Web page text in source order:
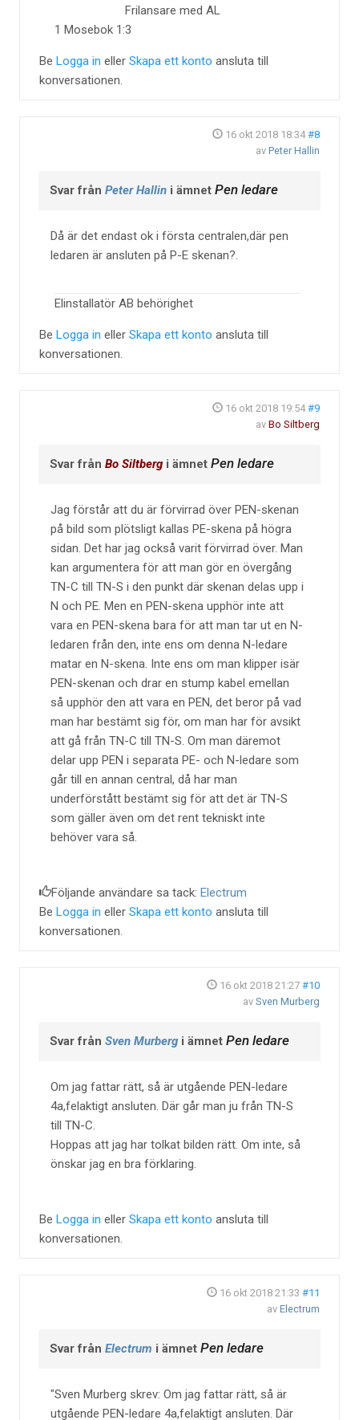
Frilansare med AL
1 Mosebok 1:3
Be Logga in eller Skapa ett konto ansluta till
konversationen.
16 okt 2018 18:34 #8
av Peter Hallin
Svar från Peter Hallin i ämnet Pen ledare
Då är det endast ok i första centralen,där pen
ledaren är ansluten på P-E skenan?.
Elinstallatör AB behörighet
Be Logga in eller Skapa ett konto ansluta till
konversationen.
16 okt 2018 19:54 #9
av Bo Siltberg
Svar från Bo Siltberg i ämnet Pen ledare
Jag förstår att du är förvirrad över PEN-skenan
på bild som plötsligt kallas PE-skena på högra
sidan. Det har jag också varit förvirrad över. Man
kan argumentera för att man gör en övergång
TN-C till TN-S i den punkt där skenan delas upp i
N och PE. Men en PEN-skena upphör inte att
vara en PEN-skena bara för att man tar ut en N-
ledaren från den, inte ens om denna N-ledare
matar en N-skena. Inte ens om man klipper isär
PEN-skenan och drar en stump kabel emellan
så upphör den att vara en PEN, det beror på vad
man har bestämt sig för, om man har för avsikt
att gå från TN-C till TN-S. Om man däremot
delar upp PEN i separata PE- och N-ledare som
går till en annan central, då har man
underförstått bestämt sig för att det är TN-S
som gäller även om det rent tekniskt inte
behöver vara så.
Följande användare sa tack: Electrum
Be Logga in eller Skapa ett konto ansluta till
konversationen.
16 okt 2018 21:27 #10
av Sven Murberg
Svar från Sven Murberg i ämnet Pen ledare
Om jag fattar rätt, så är utgående PEN-ledare
4a,felaktigt ansluten. Där går man ju från TN-S
till TN-C.
Hoppas att jag har tolkat bilden rätt. Om inte, så
önskar jag en bra förklaring.
Be Logga in eller Skapa ett konto ansluta till
konversationen.
16 okt 2018 21:33 #11
av Electrum
Svar från Electrum i ämnet Pen ledare
Sven Murberg skrev: Om jag fattar rätt, så är
utgående PEN-ledare 4a,felaktigt ansluten. Där